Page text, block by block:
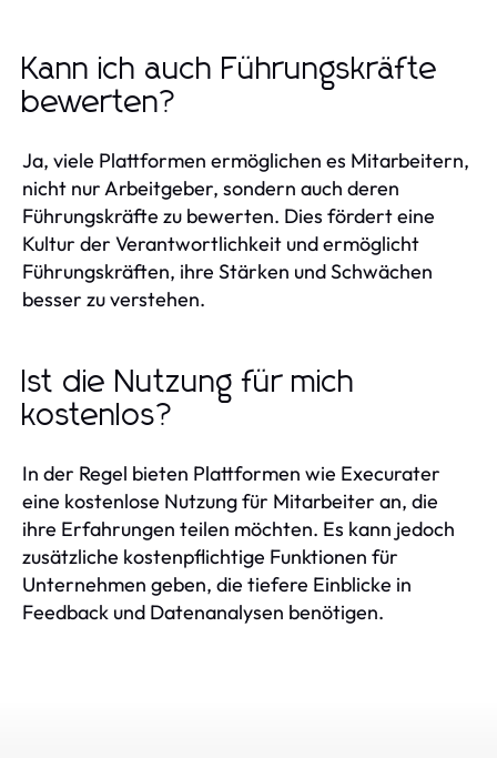
Kann ich auch Führungskräfte
bewerten?
Ja, viele Plattformen ermöglichen es Mitarbeitern,
nicht nur Arbeitgeber, sondern auch deren
Führungskräfte zu bewerten. Dies fördert eine
Kultur der Verantwortlichkeit und ermöglicht
Führungskräften, ihre Stärken und Schwächen
besser zu verstehen.
Ist die Nutzung für mich
kostenlos?
In der Regel bieten Plattformen wie Execurater
eine kostenlose Nutzung für Mitarbeiter an, die
ihre Erfahrungen teilen möchten. Es kann jedoch
zusätzliche kostenpflichtige Funktionen für
Unternehmen geben, die tiefere Einblicke in
Feedback und Datenanalysen benötigen.